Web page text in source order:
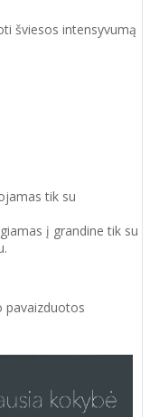
šviesos intensyvumą
tik su
į grandine tik su
pavaizduotos